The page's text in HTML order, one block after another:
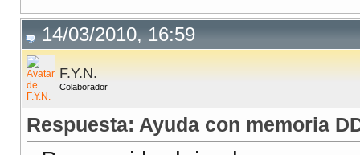
14/03/2010, 16:59
F.Y.N.
Colaborador
Respuesta: Ayuda con memoria